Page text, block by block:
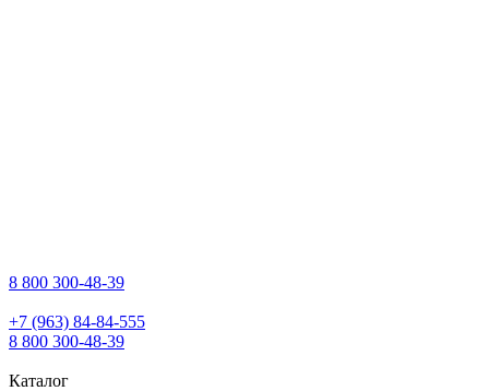
8 800 300‑48‑39
+7 (963) 84‑84‑555
8 800 300‑48‑39
Каталог